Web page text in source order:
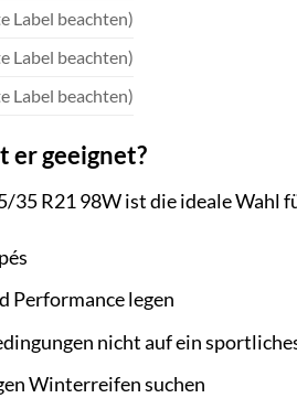
Label beachten)
Label beachten)
Label beachten)
er geeignet?
R21 98W ist die ideale Wahl
Performance legen
nicht auf ein
Winterreifen suchen